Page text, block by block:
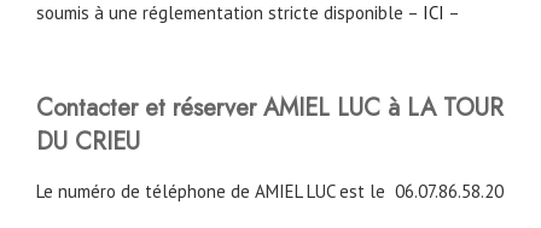
soumis à une réglementation stricte disponible – ICI –
Contacter et réserver AMIEL LUC à LA TOUR
DU CRIEU
Le numéro de téléphone de AMIEL LUC est le 06.07.86.58.20